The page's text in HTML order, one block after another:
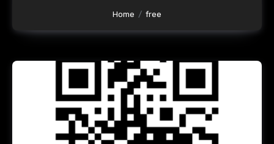
Home free